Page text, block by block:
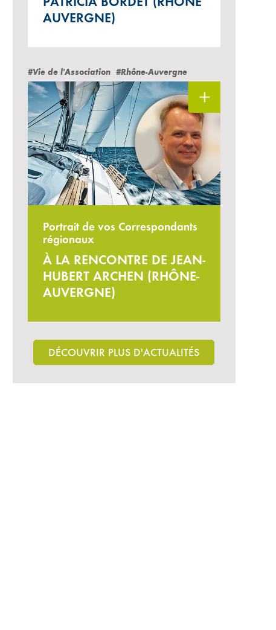
AUVERGNE)
#Vie de l'Association #Rhône-Auvergne
Portrait de vos Correspondants
régionaux
À LA RENCONTRE DE JEAN-
HUBERT ARCHEN (RHÔNE-
AUVERGNE)
DÉCOUVRIR PLUS D'ACTUALITÉS